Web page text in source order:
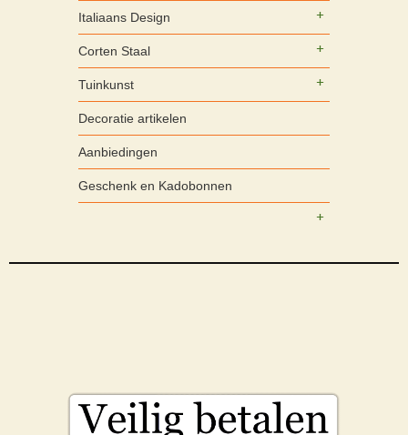
Italiaans Design
Corten Staal
Tuinkunst
Decoratie artikelen
Aanbiedingen
Geschenk en Kadobonnen